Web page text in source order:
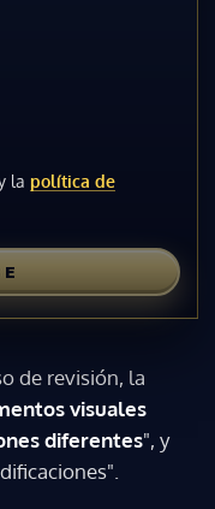
la política de
de revisión, la
visuales
diferentes", y